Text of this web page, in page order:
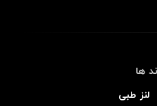
ها
لنز طبی